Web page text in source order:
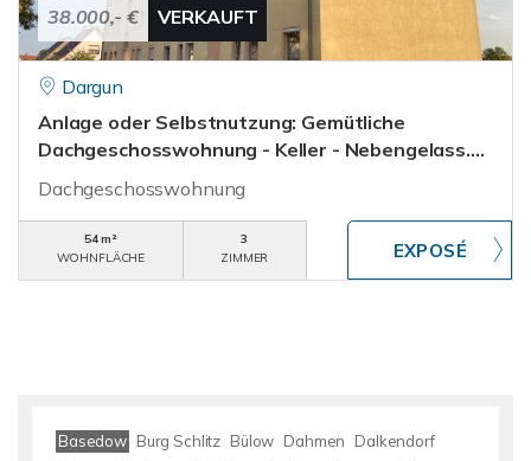
38.000,- € VERKAUFT
Dargun
Anlage oder Selbstnutzung: Gemütliche
Dachgeschosswohnung - Keller - Nebengelass....
Dachgeschosswohnung
54 m²
WOHNFLÄCHE
3
ZIMMER
Basedow Burg Schlitz Bülow Dahmen
Dalkendorf